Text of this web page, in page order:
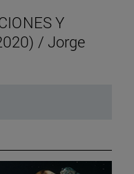
Y
/ Jorge